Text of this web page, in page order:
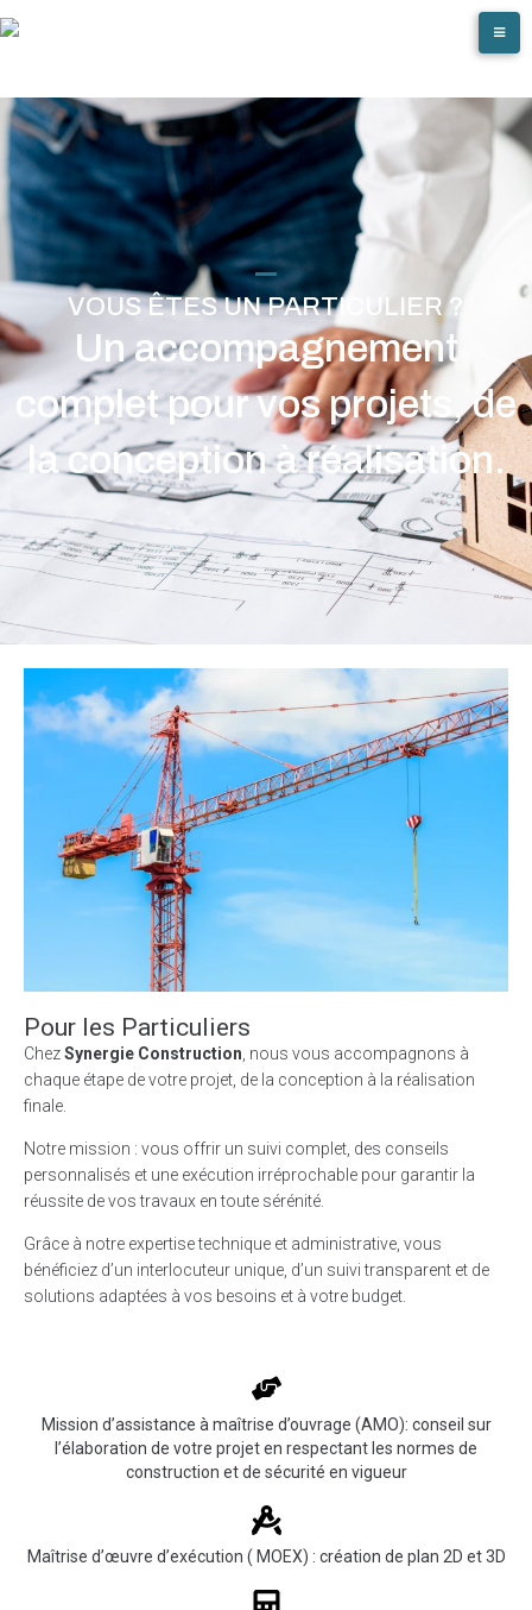
VOUS ÊTES UN PARTICULIER ?
Un accompagnement
complet pour vos projets, de
la conception à réalisation.
Pour les Particuliers
ChezSynergie Construction , nous vous accompagnons à
chaque étape de votre projet, de la conception à la réalisation
finale.
Notre mission : vous offrir un suivi complet, des conseils
personnalisés et une exécution irréprochable pour garantir la
réussite de vos travaux en toute sérénité.
Grâce à notre expertise technique et administrative, vous
bénéficiez d’un interlocuteur unique, d’un suivi transparent et de
solutions adaptées à vos besoins et à votre budget.
Mission d’assistance à maîtrise d’ouvrage (AMO): conseil sur
l’élaboration de votre projet en respectant les normes de
construction et de sécurité en vigueur
Maîtrise d’œuvre d’exécution ( MOEX) : création de plan 2D et 3D